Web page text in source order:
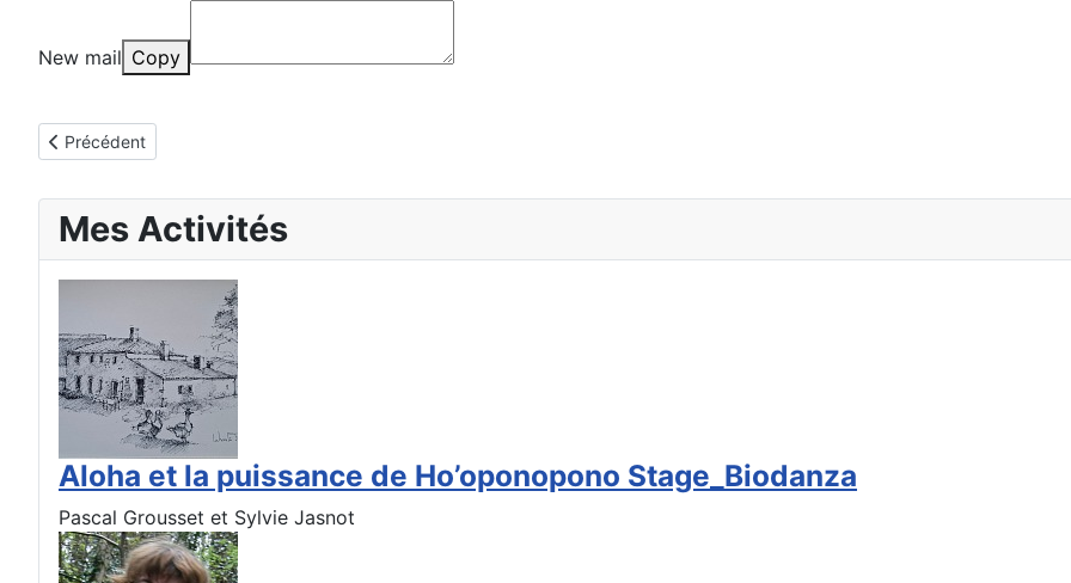
New mail Copy
Article précédent : Sylvie Jasnot
Précédent
Mes Activités
Aloha et la puissance de Ho’oponopono Stage_Biodanza
Pascal Grousset et Sylvie Jasnot